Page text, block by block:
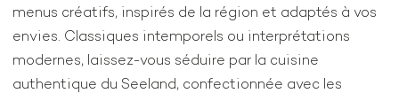
menus créatifs, inspirés de la région et adaptés à vos
envies. Classiques intemporels ou interprétations
modernes, laissez-vous séduire par la cuisine
authentique du Seeland, confectionnée avec les